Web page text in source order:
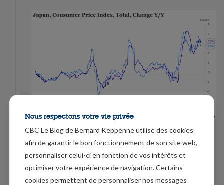
Dans la perspective de ce statu quo, et dans l’attente
du plan de relance, le yen continue de reculer par
son recul, de la perspective du plan de relance et du
Nous respectons votre vie privée
CBC Le Blog de Bernard Keppenne utilise des cookies
afin de garantir le bon fonctionnement de son site web,
personnaliser celui-ci en fonction de vos intérêts et
optimiser votre expérience de navigation. Certains
cookies permettent de personnaliser nos messages